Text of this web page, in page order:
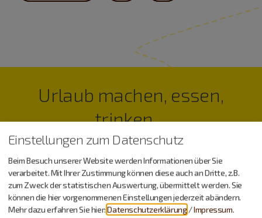
Urlaub machen, essen,
trinken…
Einstellungen zum Datenschutz
Beim Besuch unserer Website werden Informationen über Sie
verarbeitet. Mit Ihrer Zustimmung können diese auch an Dritte, z.B.
zum Zweck der statistischen Auswertung, übermittelt werden. Sie
können die hier vorgenommenen Einstellungen jederzeit abändern.
Mehr dazu erfahren Sie hier:Datenschutzerklärung /Impressum.